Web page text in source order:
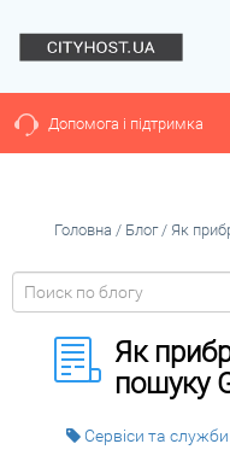
Допомога і підтримка
Головна / Блог/ Як
Як
пошуку
Сервіси та служби